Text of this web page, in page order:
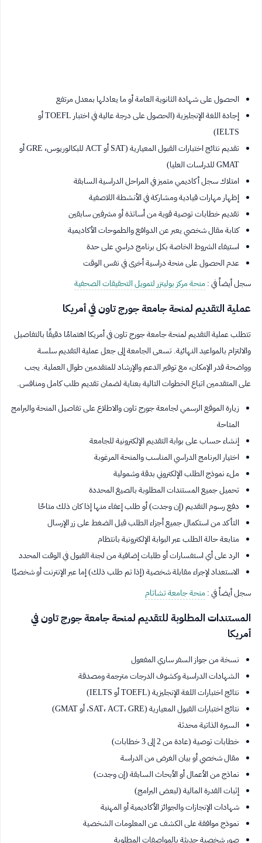
الحصول على شهادة الثانوية العامة أو ما يعادلها بمعدل مرتفع
إجادة اللغة الإنجليزية (الحصول على درجة عالية في اختبار TOEFL أو
IELTS)
تقديم نتائج اختبارات القبول المعيارية (SAT أو ACT للبكالوريوس، GRE أو
GMAT للدراسات العليا)
امتلاك سجل أكاديمي متميز في المراحل الدراسية السابقة
إظهار مهارات قيادية ومشاركة في الأنشطة اللاصفية
تقديم خطابات توصية قوية من أساتذة أو مشرفين سابقين
كتابة مقال شخصي يعبر عن الدوافع والطموحات الأكاديمية
استيفاء الشروط الخاصة بكل برنامج دراسي على حدة
عدم الحصول على منحة دراسية أخرى في نفس الوقت
سجل أيضاً في :منحة مركز بوليتزر لتمويل التحقيقات الصحفية
عملية التقديم لمنحة جامعة جورج تاون في أمريكا
تتطلب عملية التقديم لمنحة جامعة جورج تاون في أمريكا اهتمامًا دقيقًا بالتفاصيل
والالتزام بالمواعيد النهائية. تسعى الجامعة إلى جعل عملية التقديم سلسة
وواضحة قدر الإمكان، مع توفير الدعم والإرشاد للمتقدمين طوال العملية. يجب
على المتقدمين اتباع الخطوات التالية بعناية لضمان تقديم طلب كامل ومنافس.
زيارة الموقع الرسمي لجامعة جورج تاون والاطلاع على تفاصيل المنحة والبرامج
المتاحة
إنشاء حساب على بوابة التقديم الإلكترونية للجامعة
اختيار البرنامج الدراسي المناسب والمنحة المرغوبة
ملء نموذج الطلب الإلكتروني بدقة وشمولية
تحميل جميع المستندات المطلوبة بالصيغ المحددة
دفع رسوم التقديم (إن وجدت) أو طلب إعفاء منها إذا كان ذلك متاحًا
التأكد من استكمال جميع أجزاء الطلب قبل الضغط على زر الإرسال
متابعة حالة الطلب عبر البوابة الإلكترونية بانتظام
الرد على أي استفسارات أو طلبات إضافية من لجنة القبول في الوقت المحدد
الاستعداد لإجراء مقابلة شخصية (إذا تم طلب ذلك) إما عبر الإنترنت أو شخصيًا
سجل أيضاً في :منحة جامعة تشاتام
المستندات المطلوبة للتقديم لمنحة جامعة جورج تاون في
أمريكا
نسخة من جواز السفر ساري المفعول
الشهادات الدراسية وكشوف الدرجات مترجمة ومصدقة
نتائج اختبارات اللغة الإنجليزية (TOEFL أو IELTS)
نتائج اختبارات القبول المعيارية (SAT، ACT، GRE، أو GMAT)
السيرة الذاتية محدثة
خطابات توصية (عادة من 2 إلى 3 خطابات)
مقال شخصي أو بيان الغرض من الدراسة
نماذج من الأعمال أو الأبحاث السابقة (إن وجدت)
إثبات القدرة المالية (لبعض البرامج)
شهادات الإنجازات والجوائز الأكاديمية أو المهنية
نموذج موافقة على الكشف عن المعلومات الشخصية
صور شخصية حديثة بالمواصفات المطلوبة